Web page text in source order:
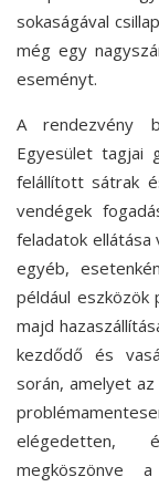
sokaságával
még egy
eseményt.
A rendezvény
Egyesület tagjai
felállított sátrak
vendégek
feladatok
egyéb,
például eszközök
majd
kezdődő és
során, amelyet
elégedetten,
megköszönve